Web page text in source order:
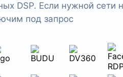
DSP. Если нужной сети
под запрос